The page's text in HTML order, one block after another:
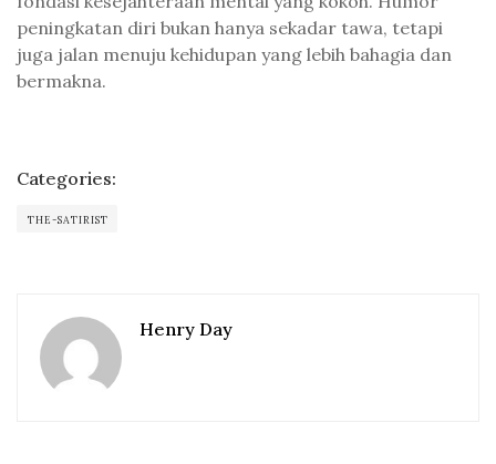
peningkatan diri bukan hanya sekadar tawa, tetapi
juga jalan menuju kehidupan yang lebih bahagia dan
bermakna.
Categories:
THE-SATIRIST
Henry Day